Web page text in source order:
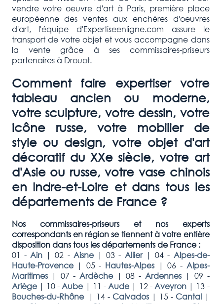
vendre votre oeuvre d'art à Paris, première place
européenne des ventes aux enchères d'oeuvres
d'art, l'équipe d'Expertiseenligne.com assure le
transport de votre objet et vous accompagne dans
la vente grâce à ses commissaires-priseurs
partenaires à Drouot.
Comment faire expertiser votre
tableau ancien ou moderne,
votre sculpture, votre dessin, votre
icône russe, votre mobilier de
style ou design, votre objet d'art
décoratif du XXe siècle, votre art
d'Asie ou russe, votre vase chinois
en Indre-et-Loire et dans tous les
départements de France ?
Nos commissaires-priseurs et nos experts
correspondants en région se tiennent à votre entière
disposition dans tous les départements de France :
01 - Ain| 02 - Aisne| 03 - Allier| 04 - Alpes-de-
Haute-Provence | 05 - Hautes-Alpes |06 - Alpes-
Maritimes | 07 -Ardèche |08 - Ardennes | 09 -
Ariège | 10 -Aube | 11 -Aude | 12 -Aveyron | 13 -
Bouches-du-Rhône
| 14 - Calvados | 15 - Cantal |